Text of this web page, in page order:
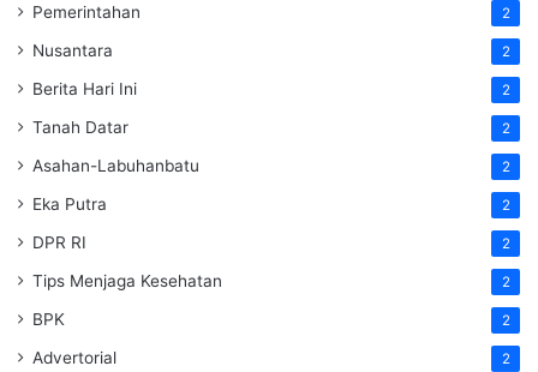
Pemerintahan 2
Nusantara 2
Berita Hari Ini 2
Tanah Datar 2
Asahan-Labuhanbatu 2
Eka Putra 2
DPR RI 2
Tips Menjaga Kesehatan 2
BPK 2
Advertorial 2